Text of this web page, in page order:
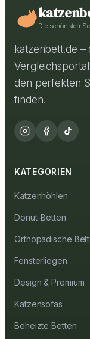
Die schönsten
katzenbett.de –
den perfekten
finden.
KATEGORIEN
Katzenhöhlen
Donut-Betten
Orthopädische
Fensterliegen
Design & Premium
Katzensofas
Beheizte Betten